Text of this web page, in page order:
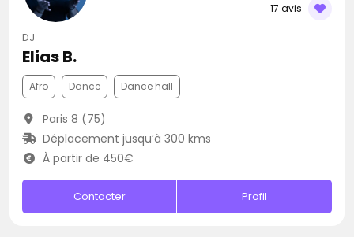
17 avis
DJ
Elias B.
Afro Dance Dance hall
Paris 8 (75)
Déplacement jusqu’à 300 kms
À partir de 450€
Contacter Profil